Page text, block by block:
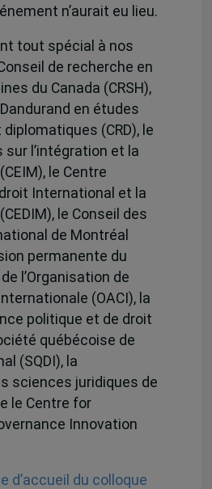
n’aurait eu lieu.
tout spécial à nos
de recherche en
du Canada (CRSH),
en études
(CRD), le
sur l’intégration et la
le Centre
International et la
le Conseil des
de Montréal
permanente du
l’Organisation de
(OACI), la
politique et de droit
québécoise de
(SQDI), la
sciences juridiques de
le Centre for
Innovation
d’accueil du colloque